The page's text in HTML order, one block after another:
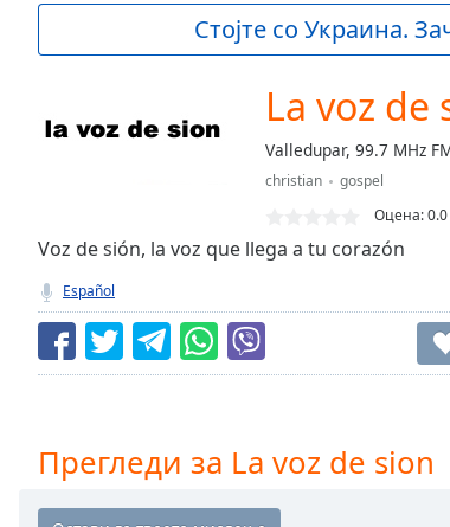
Current
0.00%
Seek to
currently
behind
LIVE
Remaining
Time-
Playback
Стојте со Украина.
La voz de
Valledupar, 99.7 MHz
christian
gospel
Оцена:0.0
Voz de sión, la voz que llega a tu corazón
Español
Прегледи за La voz de sion